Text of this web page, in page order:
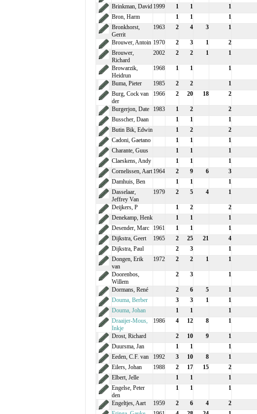
Brinkman, David 1999 1 1
1
Bron, Harm
1 1
1
Bronkhorst,
Gerrit
1963 2 4 3 1
Brouwer, Antoin 1970 2 3 1
2
Brouwer,
Richard
2002 2 2 1 1
Browarzik,
Heidrun
1968 1 1 1
Buma, Pieter 1985 2 2 1
Burg, Cock van
der
1966 2 20 18 2
Burgerjon, Date 1983 1 2
2
Busscher, Daan
1 1
1
Butin Bik, Edwin
1 2
2
Cadoni, Gaetano
1 1
1
Charante, Guus
1 1
1
Claeskens, Andy
1 1
1
Cornelissen, Aart 1964 2 9 6
3
Damhuis, Ben
1 1
1
Dasselaar,
Jeffrey Van
1979 2 5 4 1
Deijkers, P 1 2
2
Denekamp, Henk
1 1
1
Desender, Marc
1961 1 1
1
Dijkstra, Geert
1965 2 25 21
4
Dijkstra, Paul
2 3 1
Dongen, Erik
van
1972 2 2 1 1
Doorenbos,
Willem
2 3 1
Dormans, René 2 6 5
1
Douma, Berber
3 3 1 1
Douma, Johan
1 1
1
Draaijer-Mous,
Inkje
1986 4 12 8 1
Drost, Richard 2 10 9
1
Duursma, Jan
1 1
1
Eeden, C.F. van
1992 3 10 8 1
Eilers, Johan
1988 2 17 15
2
Elbert, Jelle
1 1
1
Engelse, Peter
den
1 1 1
Engeltjes, Aart 1959 2 6 4
2